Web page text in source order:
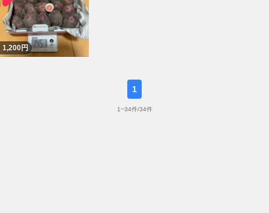
1,200円
1
1~34件/34件